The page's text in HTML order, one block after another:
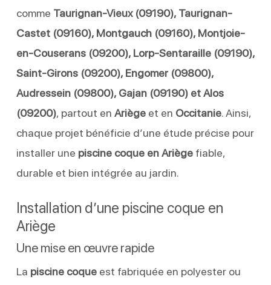
comme Taurignan-Vieux (09190), Taurignan-
Castet (09160), Montgauch (09160), Montjoie-
en-Couserans (09200), Lorp-Sentaraille (09190),
Saint-Girons (09200), Engomer (09800),
Audressein (09800), Gajan (09190) et Alos
(09200), partout en Ariègeet en Occitanie. Ainsi,
chaque projet bénéficie d’une étude précise pour
installer une piscine coque en Ariègefiable,
durable et bien intégrée au jardin.
Installation d’une piscine coque en
Ariège
Une mise en œuvre rapide
La piscine coqueest fabriquée en polyester ou